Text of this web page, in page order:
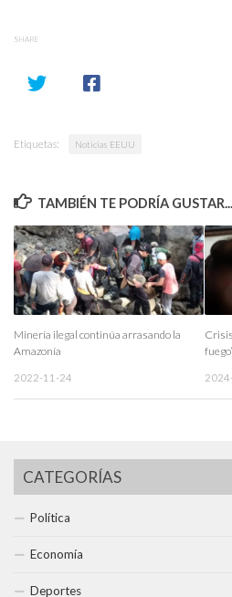
SHARE
Etiquetas: Noticias EEUU
TAMBIÉN TE PODRÍA GUSTAR...
Minería ilegal continúa arrasando la
Amazonía
2022-11-24
CATEGORÍAS
Política
Economía
Deportes